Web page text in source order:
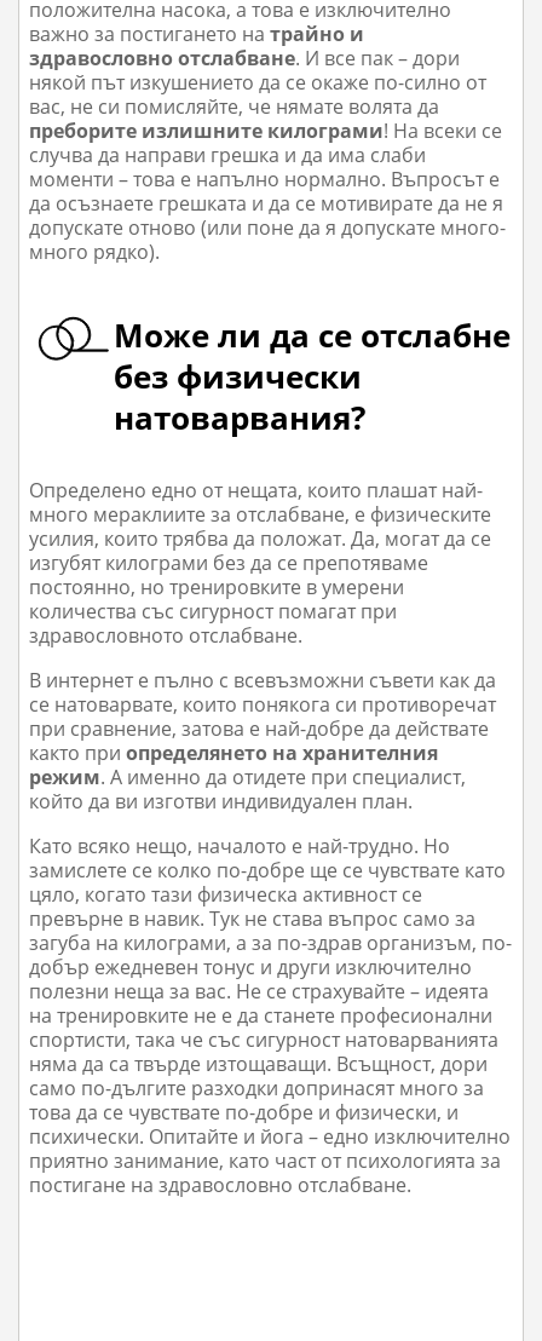
положителна насока, а това е изключително
важно за постигането натрайно и
здравословно отслабване. И все пак – дори
някой път изкушението да се окаже по-силно от
вас, не си помисляйте, че нямате волята да
преборите излишните килограми! На всеки се
случва да направи грешка и да има слаби
моменти – това е напълно нормално. Въпросът е
да осъзнаете грешката и да се мотивирате да не я
допускате отново (или поне да я допускате много-
много рядко).
Може ли да се отслабне
без физически
натоварвания?
Определено едно от нещата, които плашат най-
много мераклиите за отслабване, е физическите
усилия, които трябва да положат. Да, могат да се
изгубят килограми без да се препотяваме
постоянно, но тренировките в умерени
количества със сигурност помагат при
здравословното отслабване.
В интернет е пълно с всевъзможни съвети как да
се натоварвате, които понякога си противоречат
при сравнение, затова е най-добре да действате
както приопределянето на хранителния
режим. А именно да отидете при специалист,
който да ви изготви индивидуален план.
Като всяко нещо, началото е най-трудно. Но
замислете се колко по-добре ще се чувствате като
цяло, когато тази физическа активност се
превърне в навик. Тук не става въпрос само за
загуба на килограми, а за по-здрав организъм, по-
добър ежедневен тонус и други изключително
полезни неща за вас. Не се страхувайте – идеята
на тренировките не е да станете професионални
спортисти, така че със сигурност натоварванията
няма да са твърде изтощаващи. Всъщност, дори
само по-дългите разходки допринасят много за
това да се чувствате по-добре и физически, и
психически. Опитайте и йога – едно изключително
приятно занимание, като част от психологията за
постигане на здравословно отслабване.